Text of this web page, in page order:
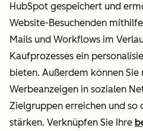
HubSpot gespeichert und
Website-Besuchenden
Mails und Workflows im
Kaufprozesses ein
bieten. Außerdem können
Werbeanzeigen in sozialen
Zielgruppen erreichen und so
stärken. Verknüpfen Sie Ihre